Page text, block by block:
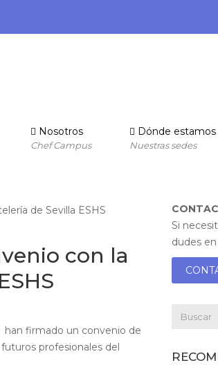
Nosotros
Chef Campus
Dónde estamos
Nuestras sedes
con la
han firmado un convenio de
profesionales del
Si
dudes